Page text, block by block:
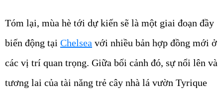
Tóm lại, mùa hè tới dự kiến sẽ là một giai đoạn đầy
biến động tại Chelsea với nhiều bản hợp đồng mới ở
các vị trí quan trọng. Giữa bối cảnh đó, sự nổi lên và
tương lai của tài năng trẻ cây nhà lá vườn Tyrique